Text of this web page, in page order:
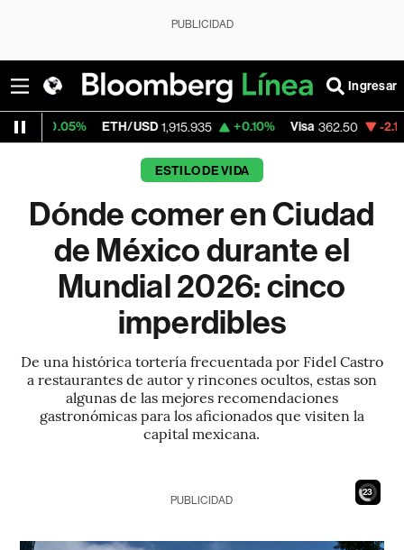
PUBLICIDAD
Ingresar
ETH/USD 1,915.935 +0.10% Visa 362.50 -2.15%
ESTILO DE VIDA
Dónde comer en Ciudad
de México durante el
Mundial 2026: cinco
imperdibles
De una histórica tortería frecuentada por Fidel Castro
a restaurantes de autor y rincones ocultos, estas son
algunas de las mejores recomendaciones
gastronómicas para los aficionados que visiten la
capital mexicana.
21
PUBLICIDAD